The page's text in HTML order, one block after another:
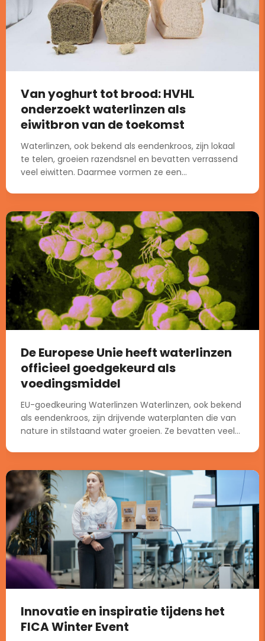
Van yoghurt tot brood: HVHL
onderzoekt waterlinzen als
eiwitbron van de toekomst
Waterlinzen, ook bekend als eendenkroos, zijn lokaal
te telen, groeien razendsnel en bevatten verrassend
veel eiwitten. Daarmee vormen ze een...
De Europese Unie heeft waterlinzen
officieel goedgekeurd als
voedingsmiddel
EU-goedkeuring Waterlinzen Waterlinzen, ook bekend
als eendenkroos, zijn drijvende waterplanten die van
nature in stilstaand water groeien. Ze bevatten veel...
Innovatie en inspiratie tijdens het
FICA Winter Event